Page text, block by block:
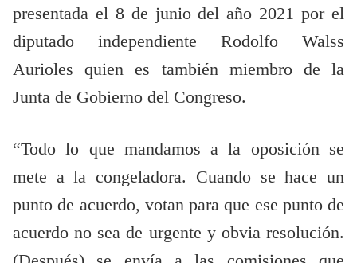
presentada el 8 de junio del año 2021 por el
diputado independiente Rodolfo Walss
Aurioles quien es también miembro de la
Junta de Gobierno del Congreso.
“Todo lo que mandamos a la oposición se
mete a la congeladora. Cuando se hace un
punto de acuerdo, votan para que ese punto de
acuerdo no sea de urgente y obvia resolución.